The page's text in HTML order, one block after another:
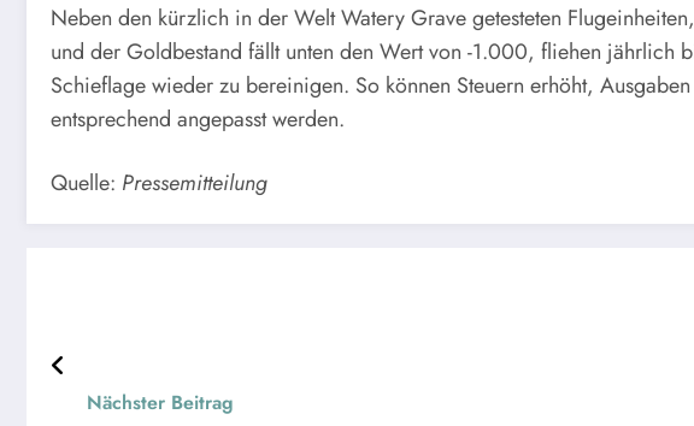
Neben den kürzlich in der Welt Watery Grave getesteten
und der Goldbestand fällt unten den Wert von -1.000, fliehen jährlich
Schieflage wieder zu bereinigen. So können Steuern erhöht,
entsprechend angepasst werden.
Quelle: Pressemitteilung
Nächster Beitrag